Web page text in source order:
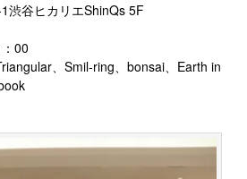
渋谷ヒカリエShinQs 5F
00
、Smil-ring、bonsai、Earth in